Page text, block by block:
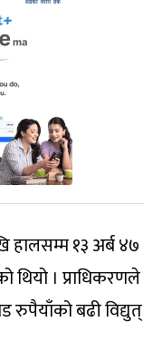
हालसम्म १३ अर्ब ४७
थियो । प्राधिकरणले
रुपैयाँको बढी विद्युत्